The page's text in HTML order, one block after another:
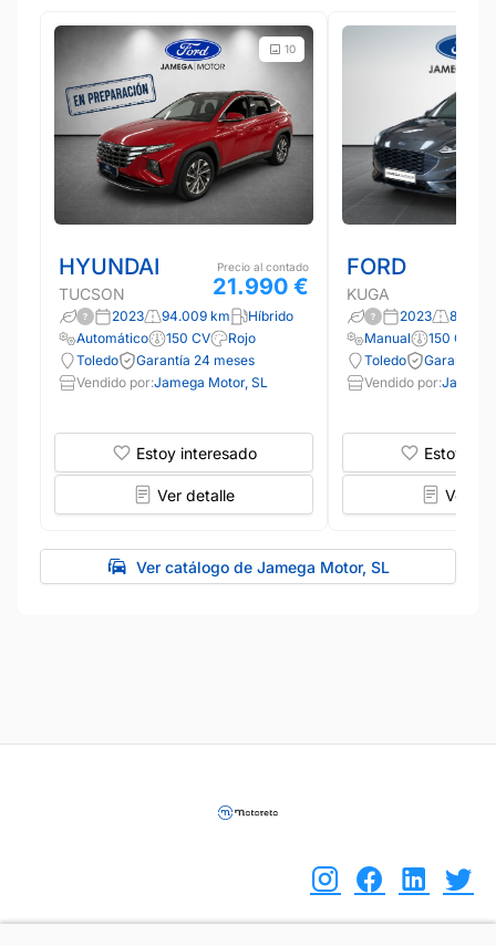
10
HYUNDAI
TUCSON
Precio al contado
21.990 €
2023 94.009 km
Híbrido
Automático
150 CV
Rojo
Toledo
Garantía 24 meses
Vendido por:Jamega Motor, SL
Estoy interesado
Ver detalle
FORD
KUGA
2023
89.856
Manual
150 CV
Toledo
Garantía
Vendido por:Jamega
Estoy
Ver
Ver catálogo de Jamega Motor, SL